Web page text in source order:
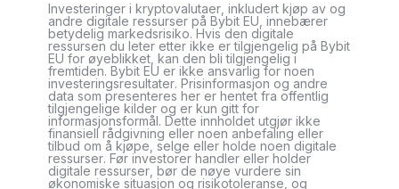
Investeringer i kryptovalutaer, inkludert kjøp av og
andre digitale ressurser på Bybit EU, innebærer
betydelig markedsrisiko. Hvis den digitale
ressursen du leter etter ikke er tilgjengelig på Bybit
EU for øyeblikket, kan den bli tilgjengelig i
fremtiden. Bybit EU er ikke ansvarlig for noen
investeringsresultater. Prisinformasjon og andre
data som presenteres her er hentet fra offentlig
tilgjengelige kilder og er kun gitt for
informasjonsformål. Dette innholdet utgjør ikke
finansiell rådgivning eller noen anbefaling eller
tilbud om å kjøpe, selge eller holde noen digitale
ressurser. Før investorer handler eller holder
digitale ressurser, bør de nøye vurdere sin
økonomiske situasjon og risikotoleranse, og